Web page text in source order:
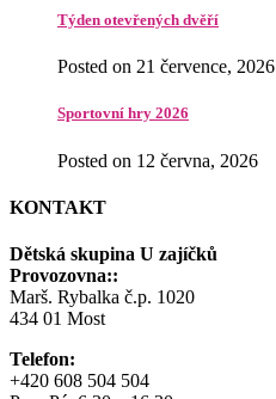
Týden otevřených dvěří
Posted on 21 července, 2026
Sportovní hry 2026
Posted on 12 června, 2026
KONTAKT
Dětská skupina U zajíčků
Provozovna::
Marš. Rybalka č.p. 1020
434 01 Most
Telefon:
+420 608 504 504